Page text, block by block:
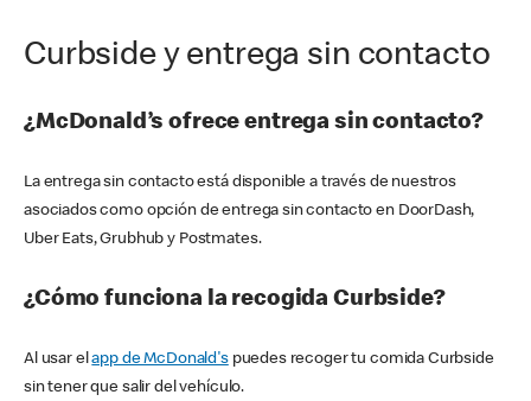
Curbside y entrega sin contacto
¿McDonald’s ofrece entrega sin contacto?
La entrega sin contacto está disponible a través de nuestros
asociados como opción de entrega sin contacto en DoorDash,
Uber Eats, Grubhub y Postmates.
¿Cómo funciona la recogida Curbside?
Al usar elapp de McDonald'spuedes recoger tu comida Curbside
sin tener que salir del vehículo.